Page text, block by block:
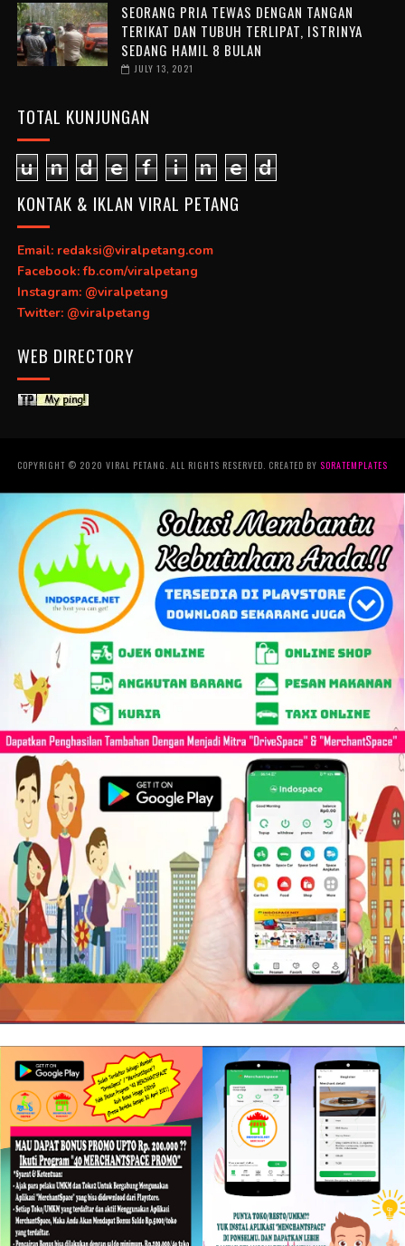
SEORANG PRIA TEWAS DENGAN TANGAN
TERIKAT DAN TUBUH TERLIPAT, ISTRINYA
SEDANG HAMIL 8 BULAN
JULY 13, 2021
TOTAL KUNJUNGAN
u n d e f i n e d
KONTAK & IKLAN VIRAL PETANG
Email: redaksi@viralpetang.com
Facebook: fb.com/viralpetang
Instagram: @viralpetang
Twitter: @viralpetang
WEB DIRECTORY
COPYRIGHT © 2020 VIRAL PETANG. ALL RIGHTS RESERVED. CREATED BY SORATEMPLATES